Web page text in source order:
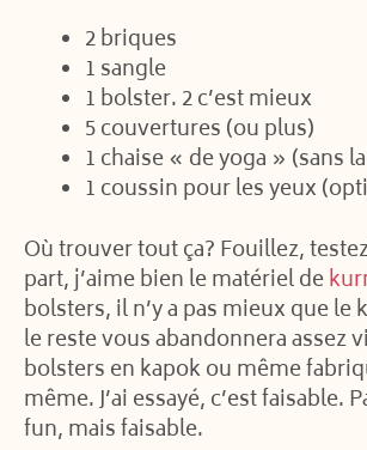
2 briques
1 sangle
1 bolster. 2 c’est mieux
5 couvertures (ou plus)
1 chaise « de yoga » (sans
1 coussin pour les yeux
Où trouver tout ça? Fouillez,
part, j’aime bien le matériel de
bolsters, il n’y a pas mieux que le
le reste vous abandonnera assez
bolsters en kapok ou même
même. J’ai essayé, c’est faisable.
fun, mais faisable.